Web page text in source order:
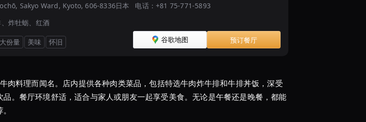
Sakyo Ward, Kyoto, 606-8336日本 电话：+81 75-771-5893
炸牡蛎、红酒
大份量 美味 怀旧 谷歌地图 预订餐厅
肉料理而闻名。店内提供各种肉类菜品，包括特选牛肉炸牛排和牛排丼饭，深受
。餐厅环境舒适，适合与家人或朋友一起享受美食。无论是午餐还是晚餐，都能